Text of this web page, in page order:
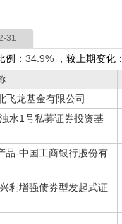
31
例： 34.9% ，较上期变化：
飞龙基金有限公司
水1号私募证券投资基
品-中国工商银行股份有
利增强债券型发起式证